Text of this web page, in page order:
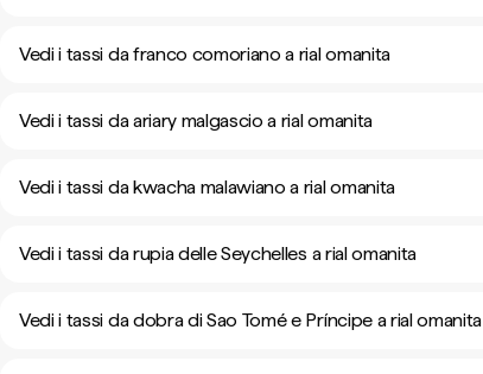
Vedi i tassi da franco comoriano a rial omanita
Vedi i tassi da ariary malgascio a rial omanita
Vedi i tassi da kwacha malawiano a rial omanita
Vedi i tassi da rupia delle Seychelles a rial omanita
Vedi i tassi da dobra di Sao Tomé e Príncipe a rial omanita